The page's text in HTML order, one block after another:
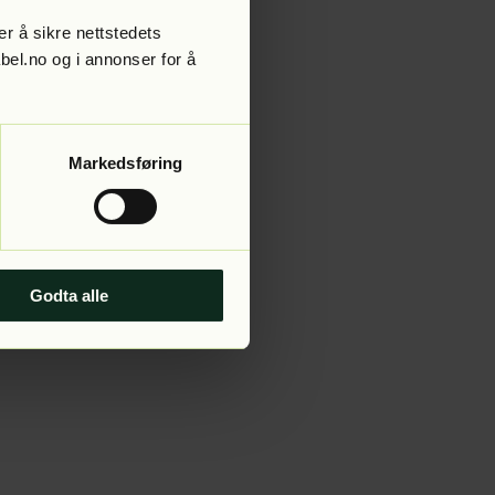
å sikre nettstedets
og i annonser for å
Markedsføring
Godta alle